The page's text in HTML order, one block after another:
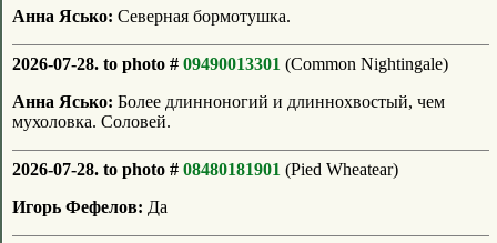
Анна Ясько: Северная бормотушка.
2026-07-28. to photo # 09490013301 (Common Nightingale)
Анна Ясько: Более длинноногий и длиннохвостый, чем
мухоловка. Соловей.
2026-07-28. to photo # 08480181901 (Pied Wheatear)
Игорь Фефелов: Да